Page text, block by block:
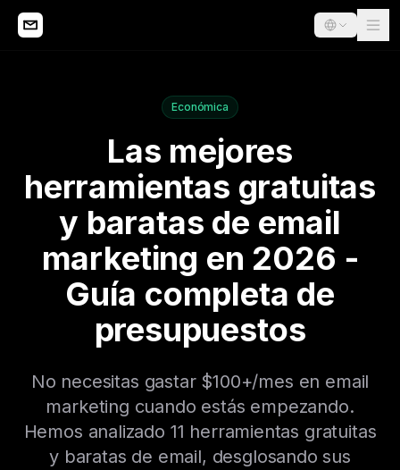
Económica
Las mejores
herramientas gratuitas
y baratas de email
marketing en 2026 -
Guía completa de
presupuestos
No necesitas gastar $100+/mes en email
marketing cuando estás empezando.
Hemos analizado 11 herramientas gratuitas
y baratas de email, desglosando sus